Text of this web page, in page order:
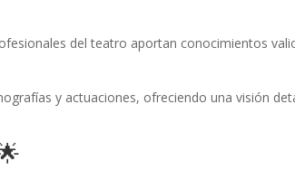
del teatro aportan conocimientos
y actuaciones, ofreciendo una visión